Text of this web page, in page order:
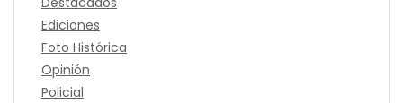
Ediciones
Foto Histórica
Opinión
Policial